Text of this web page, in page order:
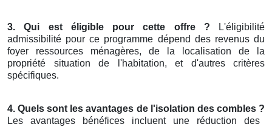
3. Qui est éligible pour cette offre ? L'éligibilité
admissibilité pour ce programme dépend des revenus du
foyer ressources ménagères, de la localisation de la
propriété situation de l'habitation, et d'autres critères
spécifiques.
4. Quels sont les avantages de l'isolation des combles ?
Les avantages bénéfices incluent une réduction des